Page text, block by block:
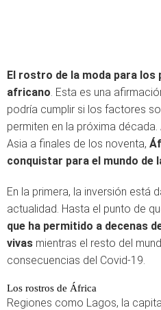
El rostro de la moda para los
africano. Esta es una
podría cumplir si los factores
permiten en la próxima
Asia a finales de los noventa,
conquistar para el mundo de
En la primera, la inversión está
actualidad. Hasta el punto de
que ha permitido a decenas
vivas mientras el resto del
consecuencias del Covid-19.
Los rostros de África
Regiones como Lagos, la